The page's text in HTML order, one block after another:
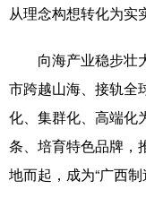
Deutsch
从理念构想转化为实
向海产业稳步壮
市跨越山海、接轨全
化、集群化、高端化
条、培育特色品牌，
地而起，成为“广西制